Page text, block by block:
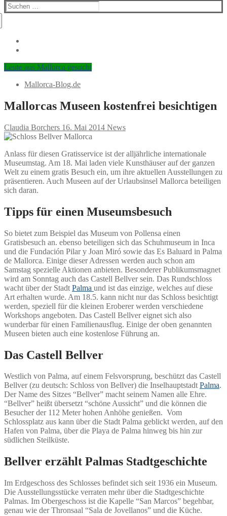
Suchen
nach:
Leute aus Mallorca gesucht
Mallorca-Blog.de
Mallorcas Museen kostenfrei besichtigen
Claudia Borchers 16. Mai 2014 News
Anlass für diesen Gratisservice ist der alljährliche internationale
Museumstag. Am 18. Mai laden viele Kunsthäuser auf der ganzen
Welt zu einem gratis Besuch ein, um ihre aktuellen Ausstellungen zu
präsentieren. Auch Museen auf der Urlaubsinsel Mallorca beteiligen
sich daran.
Tipps für einen Museumsbesuch
So bietet zum Beispiel das Museum von Pollensa einen
Gratisbesuch an. ebenso beteiligen sich das Schuhmuseum in Inca
und die Fundación Pilar y Joan Miró sowie das Es Baluard in Palma
de Mallorca. Einige dieser Adressen werden auch schon am
Samstag spezielle Aktionen anbieten. Besonderer Publikumsmagnet
wird am Sonntag auch das Castell Bellver sein. Das Rundschloss
wacht über der Stadt Palma und ist das einzige, welches auf diese
Art erhalten wurde. Am 18.5. kann nicht nur das Schloss besichtigt
werden, speziell für die kleinen Eroberer werden verschiedene
Workshops angeboten. Das Castell Bellver eignet sich also
wunderbar für einen Familienausflug. Einige der oben genannten
Museen bieten auch eine kostenlose Führung an.
Das Castell Bellver
Westlich von Palma, auf einem Felsvorsprung, beschützt das Castell
Bellver (zu deutsch: Schloss von Bellver) die InselhauptstadtPalma.
Der Name des Sitzes “Bellver” macht seinem Namen alle Ehre.
“Bellver” heißt übersetzt “schöne Aussicht” und die können die
Besucher der 112 Meter hohen Anhöhe genießen. Vom
Schlossplatz aus kann über die Stadt Palma geblickt werden, auf den
Hafen von Palma, über die Playa de Palma hinweg bis hin zur
südlichen Steilküste.
Bellver erzählt Palmas Stadtgeschichte
Im Erdgeschoss des Schlosses befindet sich seit 1936 ein Museum.
Die Ausstellungsstücke verraten mehr über die Stadtgeschichte
Palmas. Im Obergeschoss ist die Kapelle “San Marcos” begehbar,
genau wie der Thronsaal “Sala de Jovellanos” und die Küche.